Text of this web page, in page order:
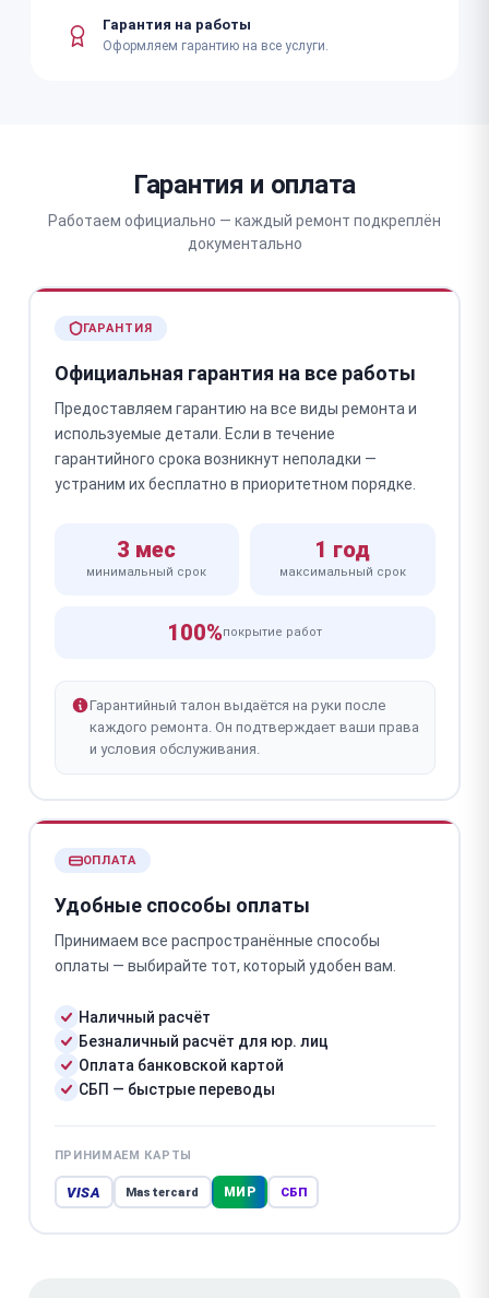
Гарантия на работы
Оформляем гарантию на все услуги.
Гарантия и оплата
Работаем официально — каждый ремонт подкреплён
документально
ГАРАНТИЯ
Официальная гарантия на все работы
Предоставляем гарантию на все виды ремонта и
используемые детали. Если в течение
гарантийного срока возникнут неполадки —
устраним их бесплатно в приоритетном порядке.
3 мес
минимальный срок
1 год
максимальный срок
100%покрытие работ
Гарантийный талон выдаётся на руки после
каждого ремонта. Он подтверждает ваши права
и условия обслуживания.
ОПЛАТА
Удобные способы оплаты
Принимаем все распространённые способы
оплаты — выбирайте тот, который удобен вам.
Наличный расчёт
Безналичный расчёт для юр. лиц
Оплата банковской картой
СБП — быстрые переводы
ПРИНИМАЕМ КАРТЫ
VISA Mastercard МИР СБП